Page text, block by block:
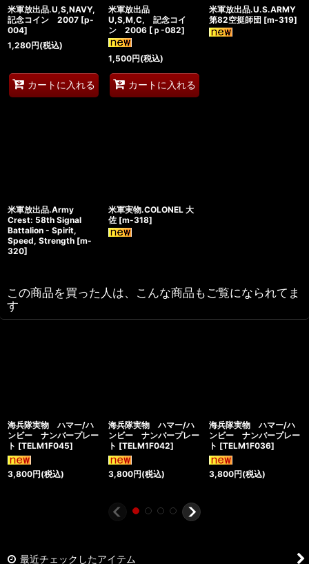
米軍放出品.U,S,NAVY,
記念コイン 2007 [p-
004]
1,280円(税込)
カートに入れる
米軍放出品
U,S,M,C, 記念コイ
ン 2006 [ｐ-082]
1,500円(税込)
カートに入れる
米軍放出品.U.S.ARMY
第82空挺師団 [m-319]
米軍放出品.Army
Crest: 58th Signal
Battalion - Spirit,
Speed, Strength [m-
320]
米軍実物.COLONEL 大
佐 [m-318]
この商品を買った人は、こんな商品もご覧になられてま
す
海兵隊実物 ハマー/ハ
ンビー ナンバープレー
ト [TELM1F045]
3,800円(税込)
海兵隊実物 ハマー/ハ
ンビー ナンバープレー
ト [TELM1F042]
3,800円(税込)
海兵隊実物 ハマー/ハ
ンビー ナンバープレー
ト [TELM1F036]
3,800円(税込)
最近チェックしたアイテム